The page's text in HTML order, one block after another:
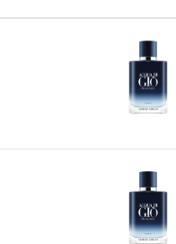
ARMANI
5.360,00
ARMANI
Нема на